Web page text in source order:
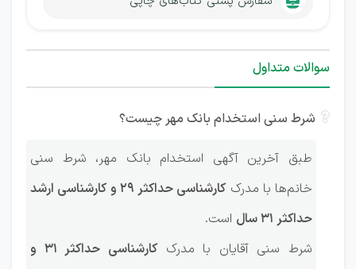
سوالات متداول
شرط سنی استخدام بانک مهر چیست؟
طبق آخرین آگهی استخدام بانک مهر، شرط سنی
خانم‌ها با مدرک
کارشناسی حداکثر 29 و کارشناسی ارشد
حداکثر 31 سال
است.
شرط سنی آقایان با مدرک
کارشناسی حداکثر 31 و